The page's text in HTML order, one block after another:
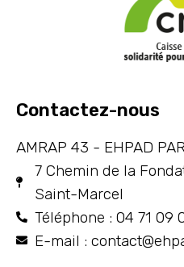
Contactez-nous
AMRAP 43 - EHPAD
7 Chemin de la
Saint-Marcel
Téléphone : 04 71 09
E-mail :